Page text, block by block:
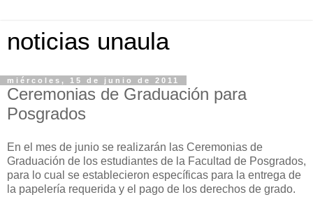
noticias unaula
miércoles, 15 de junio de 2011
Ceremonias de Graduación para
Posgrados
En el mes de junio se realizarán las Ceremonias de
Graduación de los estudiantes de la Facultad de Posgrados,
para lo cual se establecieron específicas para la entrega de
la papelería requerida y el pago de los derechos de grado.